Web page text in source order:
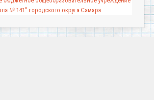
№ 141" городского округа Самара